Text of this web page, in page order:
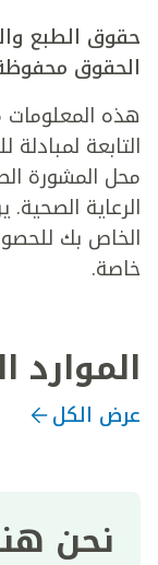
الحقوق
هذه
التابعة
محل المشورة
الرعاية
الخاص بك
خاصة.
الموارد
عرض الكل
نحن